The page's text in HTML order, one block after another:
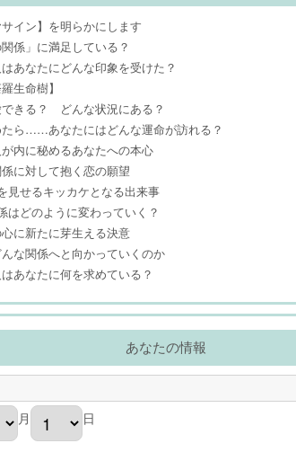
イン】を明らかにします
係」に満足している？
あなたにどんな印象を受けた？
生命樹】
できる？ どんな状況にある？
たら……あなたにはどんな運命が訪れる？
内に秘めるあなたへの本心
に対して抱く恋の願望
見せるキッカケとなる出来事
はどのように変わっていく？
に新たに芽生える決意
な関係へと向かっていくのか
あなたに何を求めている？
あなたの情報
月 日